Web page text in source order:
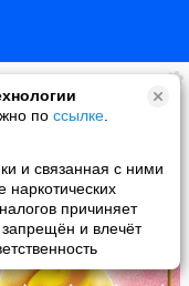
по ссылке
и связанная с ними
причиняет
и влечёт